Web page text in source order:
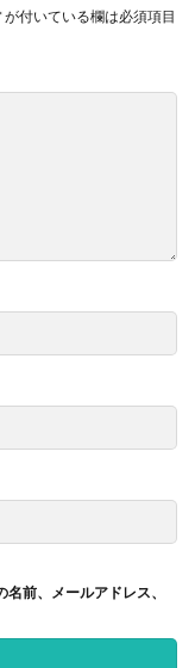
が付いている欄は必須項目
前、メールアドレス、